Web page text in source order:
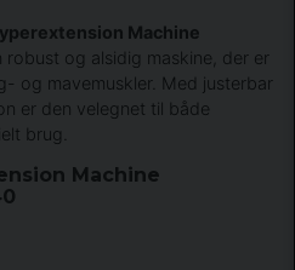
Machine
robust og alsidig maskine, der er
og mavemuskler. Med justerbar
er den velegnet til både
brug.
Machine